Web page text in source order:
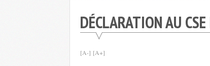
DÉCLARATION AU
[A-] [A+]